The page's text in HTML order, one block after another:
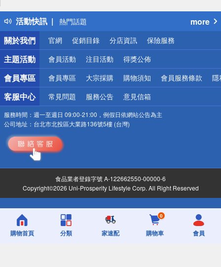
活動快訊
得獎公告
熱門話題
銀行優惠
偏遠地區配送
詐騙網頁！請小心！
more
關於我們
官網 促銷目錄 分店資訊 保險服務
主題活動 會員活動 注目活動 得獎公佈
會員專區 會員專區 大宗採購 購物須知 會員服務條款 隱
客服中心 常見問題 服務公告 意見信箱
服務時間： 週一至週日 09:00-21:00，例假日依網站公告為主
公司地址： 台北市北投區大業路136號5樓 (台灣)
食品業者登錄字號 A-122662550-00000-6
Copyright©2026 Uni-Prosperity Lifestyle Corp. All Right Reserved
購物首頁 分類 家速配
0
購物車 會員